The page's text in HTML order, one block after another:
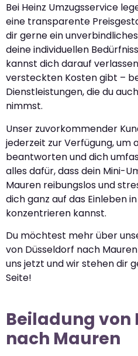
Bei Heinz Umzugsservice
eine transparente
dir gerne ein
deine individuellen
kannst dich darauf
versteckten Kosten gibt –
Dienstleistungen, die du
nimmst.
Unser zuvorkommender
jederzeit zur Verfügung, um
beantworten und dich
alles dafür, dass dein Mini-
Mauren reibungslos und
dich ganz auf das Einleben
konzentrieren kannst.
Du möchtest mehr über
von Düsseldorf nach
uns jetzt und wir stehen dir
Seite!
Beiladung von
nach Mauren